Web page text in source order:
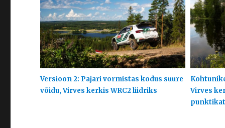
Versioon 2: Pajari vormistas kodus suure
võidu, Virves kerkis WRC2 liidriks
Virves